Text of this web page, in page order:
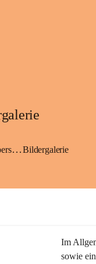
Elementarpädagogische Einrichtungen in GabersdorfBildergalerie
Im
sowie